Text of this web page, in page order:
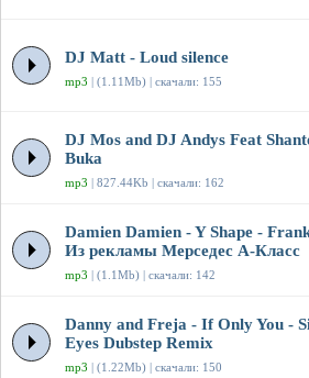
DJ Matt - Loud silence
mp3 | (1.11Mb) | скачали: 155
DJ Mos and DJ Andys Feat
Buka
mp3 | 827.44Kb | скачали: 162
Damien Damien - Y Shape -
Из рекламы Мерседес А-Класс
mp3 | (1.1Mb) | скачали: 142
Danny and Freja - If Only You -
Eyes Dubstep Remix
mp3 | (1.22Mb) | скачали: 150